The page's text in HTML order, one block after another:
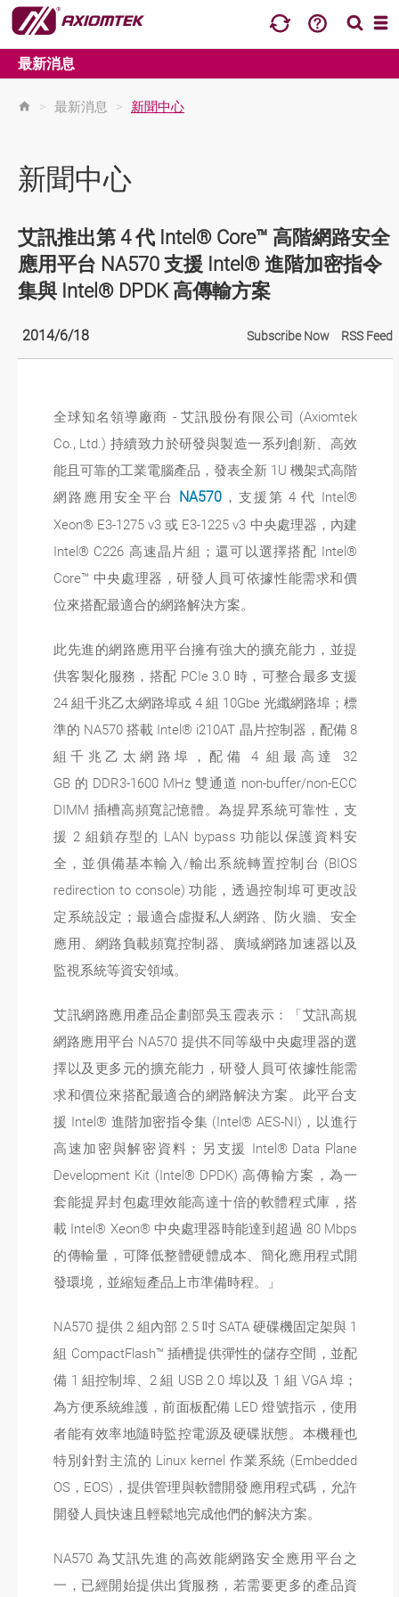
最新消息
> 最新消息 > 新聞中心
新聞中心
艾訊推出第 4 代 Intel® Core™ 高階網路安全
應用平台 NA570 支援 Intel® 進階加密指令
集與 Intel® DPDK 高傳輸方案
2014/6/18 Subscribe Now RSS Feed
全球知名領導廠商 - 艾訊股份有限公司 (Axiomtek
Co., Ltd.) 持續致力於研發與製造一系列創新、高效
能且可靠的工業電腦產品，發表全新 1U 機架式高階
網路應用安全平台
NA570 ，支援第 4 代 Intel®
Xeon® E3-1275 v3 或 E3-1225 v3 中央處理器，內建
Intel® C226 高速晶片組；還可以選擇搭配 Intel®
Core™ 中央處理器，研發人員可依據性能需求和價
位來搭配最適合的網路解決方案。
此先進的網路應用平台擁有強大的擴充能力，並提
供客製化服務，搭配 PCIe 3.0 時，可整合最多支援
24 組千兆乙太網路埠或 4 組 10Gbe 光纖網路埠；標
準的 NA570 搭載 Intel® i210AT 晶片控制器，配備 8
組千兆乙太網路埠，配備 4 組最高達 32
GB 的 DDR3-1600 MHz 雙通道 non-buffer/non-ECC
DIMM 插槽高頻寬記憶體。為提昇系統可靠性，支
援 2 組鎖存型的 LAN bypass 功能以保護資料安
全，並俱備基本輸入/輸出系統轉置控制台 (BIOS
redirection to console) 功能，透過控制埠可更改設
定系統設定；最適合虛擬私人網路、防火牆、安全
應用、網路負載頻寬控制器、廣域網路加速器以及
監視系統等資安領域。
艾訊網路應用產品企劃部吳玉霞表示：「艾訊高規
網路應用平台 NA570 提供不同等級中央處理器的選
擇以及更多元的擴充能力，研發人員可依據性能需
求和價位來搭配最適合的網路解決方案。此平台支
援 Intel® 進階加密指令集 (Intel® AES-NI)，以進行
高速加密與解密資料；另支援 Intel® Data Plane
Development Kit (Intel® DPDK) 高傳輸方案，為一
套能提昇封包處理效能高達十倍的軟體程式庫，搭
載 Intel® Xeon® 中央處理器時能達到超過 80 Mbps
的傳輸量，可降低整體硬體成本、簡化應用程式開
發環境，並縮短產品上市準備時程。」
NA570 提供 2 組內部 2.5 吋 SATA 硬碟機固定架與 1
組 CompactFlash™ 插槽提供彈性的儲存空間，並配
備 1 組控制埠、2 組 USB 2.0 埠以及 1 組 VGA 埠；
為方便系統維護，前面板配備 LED 燈號指示，使用
者能有效率地隨時監控電源及硬碟狀態。本機種也
特別針對主流的 Linux kernel 作業系統 (Embedded
OS，EOS)，提供管理與軟體開發應用程式碼，允許
開發人員快速且輕鬆地完成他們的解決方案。
NA570 為艾訊先進的高效能網路安全應用平台之
一，已經開始提供出貨服務，若需要更多的產品資